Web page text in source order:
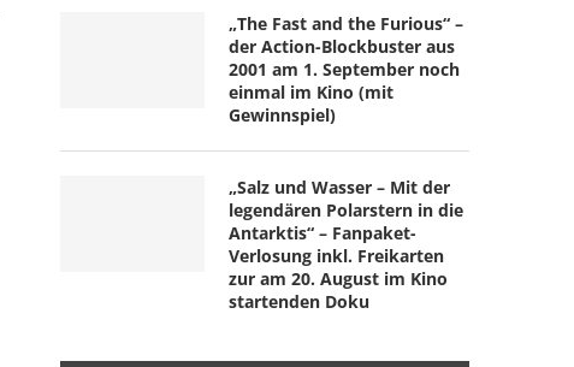
„The Fast and the Furious“ –
der Action-Blockbuster aus
2001 am 1. September noch
einmal im Kino (mit
Gewinnspiel)
„Salz und Wasser – Mit der
legendären Polarstern in die
Antarktis“ – Fanpaket-
Verlosung inkl. Freikarten
zur am 20. August im Kino
startenden Doku